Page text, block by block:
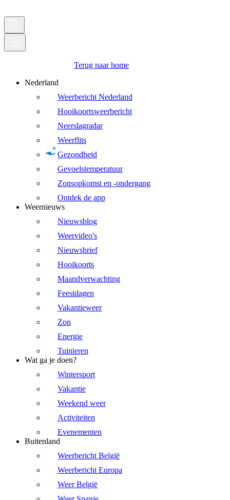
Terug naar home
Nederland
Weerbericht Nederland
Hooikoortsweerbericht
Neerslagradar
Weerflits
Gezondheid
Gevoelstemperatuur
Zonsopkomst en -ondergang
Ontdek de app
Weernieuws
Nieuwsblog
Weervideo's
Nieuwsbrief
Hooikoorts
Maandverwachting
Feestdagen
Vakantieweer
Zon
Energie
Tuinieren
Wat ga je doen?
Wintersport
Vakantie
Weekend weer
Activiteiten
Evenementen
Buitenland
Weerbericht België
Weerbericht Europa
Weer België